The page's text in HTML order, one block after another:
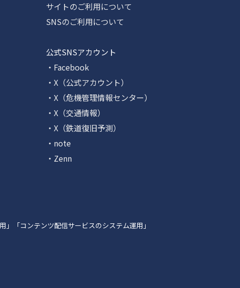
サイトのご利用について
SNSのご利用について
公式SNSアカウント
・Facebook
・X（公式アカウント）
・X（危機管理情報センター）
・X（交通情報）
・X（鉄道復旧予測）
・note
・Zenn
「コンテンツ配信サービスのシステム運用」